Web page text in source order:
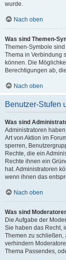
wurde.
Nach oben
Was sind Themen-
Themen-Symbole
Thema in Verbindung
können. Die
Berechtigungen ab,
Nach oben
Benutzer-Stufen
Was sind
Administratoren
Art von Aktion im
sperren,
Rechte, die ein
Rechte ihnen ein
hat. Administratoren
wenn ihnen das
Nach oben
Was sind
Die Aufgabe der
Sie haben das Recht,
Themen zu schließen,
verhindern
Thema Passendes,